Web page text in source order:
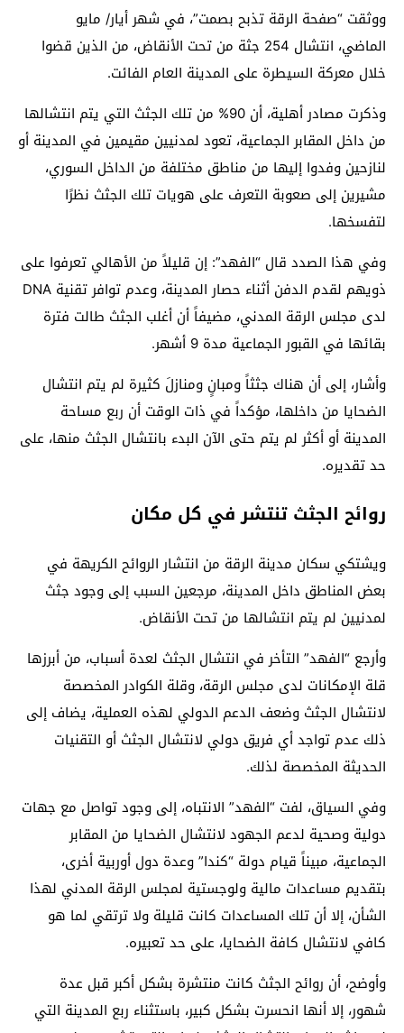
ووثقت “صفحة الرقة تذبح بصمت”، في شهر أيار/ مايو
الماضي، انتشال 254 جثة من تحت الأنقاض، من الذين قضوا
خلال معركة السيطرة على المدينة العام الفائت.
وذكرت مصادر أهلية، أن 90% من تلك الجثث التي يتم انتشالها
من داخل المقابر الجماعية، تعود لمدنيين مقيمين في المدينة أو
لنازحين وفدوا إليها من مناطق مختلفة من الداخل السوري،
مشيرين إلى صعوبة التعرف على هويات تلك الجثث نظرًا
لتفسخها.
وفي هذا الصدد قال “الفهد”: إن قليلاً من الأهالي تعرفوا على
ذويهم لقدم الدفن أثناء حصار المدينة، وعدم توافر تقنية DNA
لدى مجلس الرقة المدني، مضيفاً أن أغلب الجثث طالت فترة
بقائها في القبور الجماعية مدة 9 أشهر.
وأشار، إلى أن هناك جثثاً ومبانٍ ومنازلَ كثيرة لم يتم انتشال
الضحايا من داخلها، مؤكداً في ذات الوقت أن ربع مساحة
المدينة أو أكثر لم يتم حتى الآن البدء بانتشال الجثث منها، على
حد تقديره.
روائح الجثث تنتشر في كل مكان
ويشتكي سكان مدينة الرقة من انتشار الروائح الكريهة في
بعض المناطق داخل المدينة، مرجعين السبب إلى وجود جثث
لمدنيين لم يتم انتشالها من تحت الأنقاض.
وأرجع “الفهد” التأخر في انتشال الجثث لعدة أسباب، من أبرزها
قلة الإمكانات لدى مجلس الرقة، وقلة الكوادر المخصصة
لانتشال الجثث وضعف الدعم الدولي لهذه العملية، يضاف إلى
ذلك عدم تواجد أي فريق دولي لانتشال الجثث أو التقنيات
الحديثة المخصصة لذلك.
وفي السياق، لفت “الفهد” الانتباه، إلى وجود تواصل مع جهات
دولية وصحية لدعم الجهود لانتشال الضحايا من المقابر
الجماعية، مبيناً قيام دولة “كندا” وعدة دول أوربية أخرى،
بتقديم مساعدات مالية ولوجستية لمجلس الرقة المدني لهذا
الشأن، إلا أن تلك المساعدات كانت قليلة ولا ترتقي لما هو
كافي لانتشال كافة الضحايا، على حد تعبيره.
وأوضح، أن روائح الجثث كانت منتشرة بشكل أكبر قبل عدة
شهور، إلا أنها انحسرت بشكل كبير، باستثناء ربع المدينة التي